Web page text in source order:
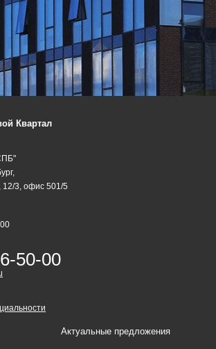
Квартал
12/3, офис 501/5
50-00
Актуальные предложения